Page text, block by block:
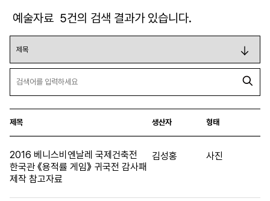
예술자료 5건의 검색 결과가 있습니다.
제목 생산자 형태
2016 베니스비엔날레 국제건축전
한국관 《용적률 게임》 귀국전 감사패
제작 참고자료
김성홍 사진